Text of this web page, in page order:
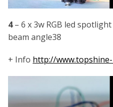
4– 6 x 3w RGB led spotlight
beam angle38
+ Info http://